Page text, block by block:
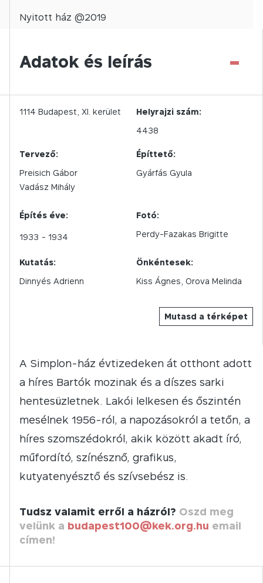
Nyitott ház @2019
Adatok és leírás -
Mutasd a térképet
1114 Budapest, XI. kerület
Helyrajzi szám:
4438
Tervező:
Preisich Gábor
Vadász Mihály
Építtető:
Gyárfás Gyula
Építés éve:
1933 - 1934
Fotó:
Perdy-Fazakas Brigitte
Kutatás:
Dinnyés Adrienn
Önkéntesek:
Kiss Ágnes, Orova Melinda
A Simplon-ház évtizedeken át otthont adott
a híres Bartók mozinak és a díszes sarki
hentesüzletnek. Lakói lelkesen és őszintén
mesélnek 1956-ról, a napozásokról a tetőn, a
híres szomszédokról, akik között akadt író,
műfordító, színésznő, grafikus,
kutyatenyésztő és szívsebész is.
Tudsz valamit erről a házról? Oszd meg
velünk a budapest100@kek.org.hu email
címen!